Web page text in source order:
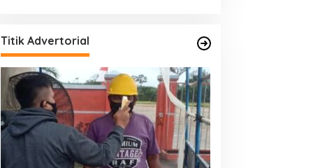
Titik Advertorial